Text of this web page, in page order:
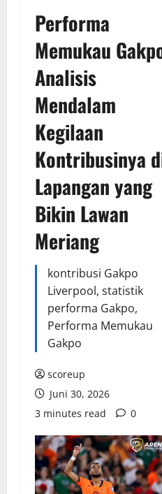
Performa
Memukau
Analisis
Mendalam
Kegilaan
Kontribusinya
Lapangan yang
Bikin Lawan
Meriang
kontribusi Gakpo
Liverpool, statistik
performa Gakpo,
Performa Memukau
Gakpo
scoreup
Juni 30, 2026
3 minutes read
0